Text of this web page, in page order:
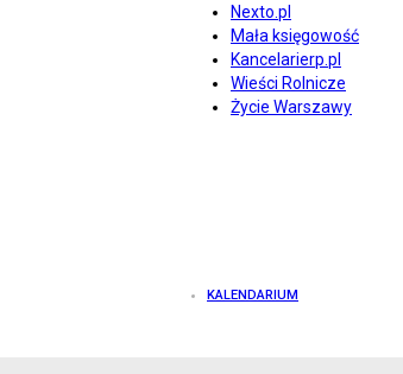
Nexto.pl
Mała księgowość
Kancelarierp.pl
Wieści Rolnicze
Życie Warszawy
KALENDARIUM